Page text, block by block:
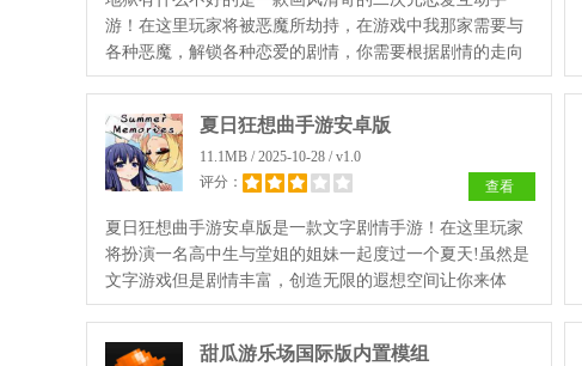
游！在这里玩家将被恶魔所劫持，在游戏中我那家需要与
各种恶魔，解锁各种恋爱的剧情，你需要根据剧情的走向
时刻的来选择自己的命运，帮你沉浸的体验恋爱的甜蜜！
夏日狂想曲手游安卓版
11.1MB / 2025-10-28 / v1.0
评分：
查看
夏日狂想曲手游安卓版是一款文字剧情手游！在这里玩家
将扮演一名高中生与堂姐的姐妹一起度过一个夏天!虽然是
文字游戏但是剧情丰富，创造无限的遐想空间让你来体
验，游戏的环境十分的舒适让你沉浸在其中！
甜瓜游乐场国际版内置模组